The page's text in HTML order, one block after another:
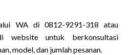
WA di 0812-9291-318 atau
website untuk berkonsultasi
model, dan jumlah pesanan.